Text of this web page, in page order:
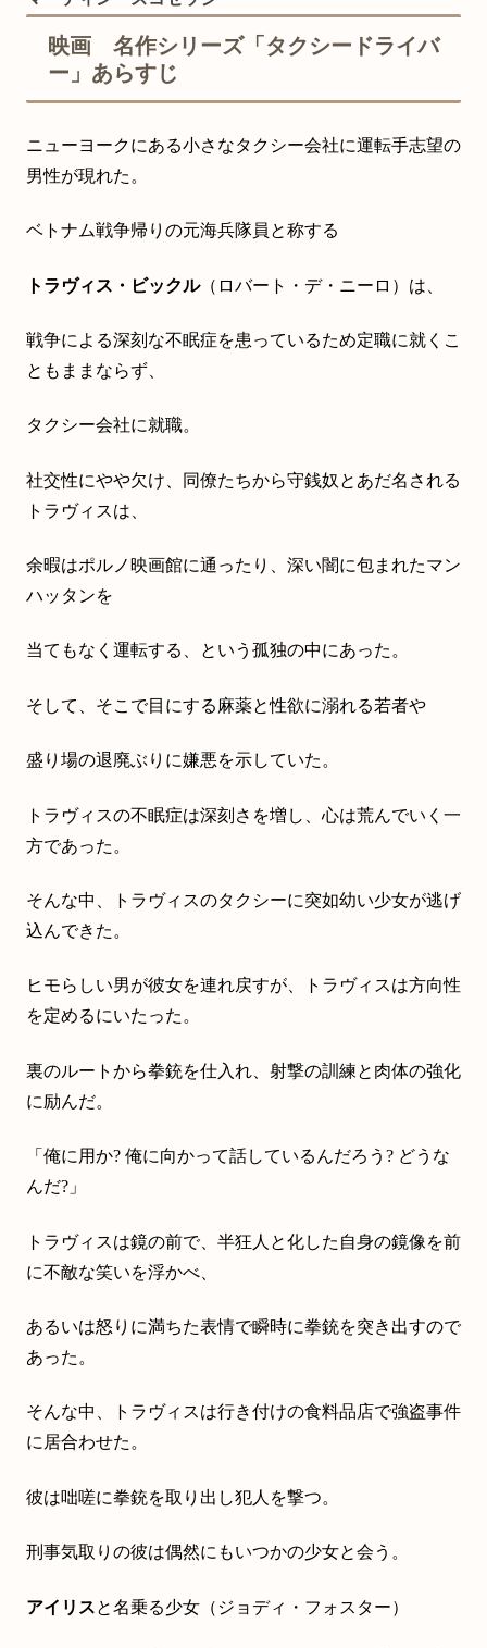
映画 名作シリーズ「タクシードライバ
ー」あらすじ
ニューヨークにある小さなタクシー会社に運転手志望の
男性が現れた。
ベトナム戦争帰りの元海兵隊員と称する
トラヴィス・ビックル（ロバート・デ・ニーロ）は、
戦争による深刻な不眠症を患っているため定職に就くこ
ともままならず、
タクシー会社に就職。
社交性にやや欠け、同僚たちから守銭奴とあだ名される
トラヴィスは、
余暇はポルノ映画館に通ったり、深い闇に包まれたマン
ハッタンを
当てもなく運転する、という孤独の中にあった。
そして、そこで目にする麻薬と性欲に溺れる若者や
盛り場の退廃ぶりに嫌悪を示していた。
トラヴィスの不眠症は深刻さを増し、心は荒んでいく一
方であった。
そんな中、トラヴィスのタクシーに突如幼い少女が逃げ
込んできた。
ヒモらしい男が彼女を連れ戻すが、トラヴィスは方向性
を定めるにいたった。
裏のルートから拳銃を仕入れ、射撃の訓練と肉体の強化
に励んだ。
「俺に用か? 俺に向かって話しているんだろう? どうな
んだ?」
トラヴィスは鏡の前で、半狂人と化した自身の鏡像を前
に不敵な笑いを浮かべ、
あるいは怒りに満ちた表情で瞬時に拳銃を突き出すので
あった。
そんな中、トラヴィスは行き付けの食料品店で強盗事件
に居合わせた。
彼は咄嗟に拳銃を取り出し犯人を撃つ。
刑事気取りの彼は偶然にもいつかの少女と会う。
アイリスと名乗る少女（ジョディ・フォスター）